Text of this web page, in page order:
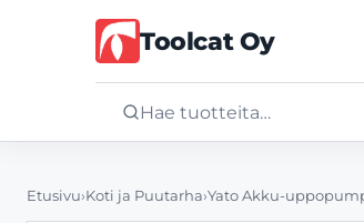
Toolcat Oy
Etusivu›Koti ja Puutarha›Yato Akku-